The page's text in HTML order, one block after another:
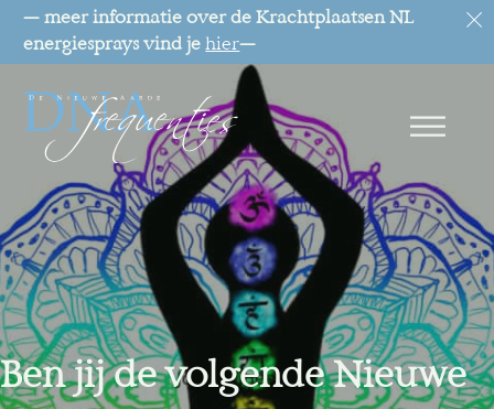
— meer informatie over de Krachtplaatsen NL
energiesprays vind jehier—
Ben jij de volgende Nieuwe